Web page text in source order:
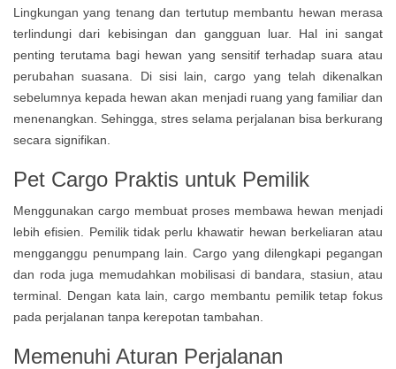
Lingkungan yang tenang dan tertutup membantu hewan merasa
terlindungi dari kebisingan dan gangguan luar. Hal ini sangat
penting terutama bagi hewan yang sensitif terhadap suara atau
perubahan suasana. Di sisi lain, cargo yang telah dikenalkan
sebelumnya kepada hewan akan menjadi ruang yang familiar dan
menenangkan. Sehingga, stres selama perjalanan bisa berkurang
secara signifikan.
Pet Cargo Praktis untuk Pemilik
Menggunakan cargo membuat proses membawa hewan menjadi
lebih efisien. Pemilik tidak perlu khawatir hewan berkeliaran atau
mengganggu penumpang lain. Cargo yang dilengkapi pegangan
dan roda juga memudahkan mobilisasi di bandara, stasiun, atau
terminal. Dengan kata lain, cargo membantu pemilik tetap fokus
pada perjalanan tanpa kerepotan tambahan.
Memenuhi Aturan Perjalanan